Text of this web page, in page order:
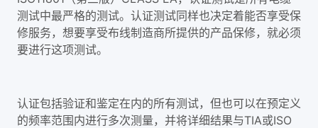
测试中最严格的测试。认证测试同样也决定着能否享受保
修服务，想要享受布线制造商所提供的产品保修，就必须
要进行这项测试。
认证包括验证和鉴定在内的所有测试，但也可以在预定义
的频率范围内进行多次测量，并将详细结果与TIA或ISO